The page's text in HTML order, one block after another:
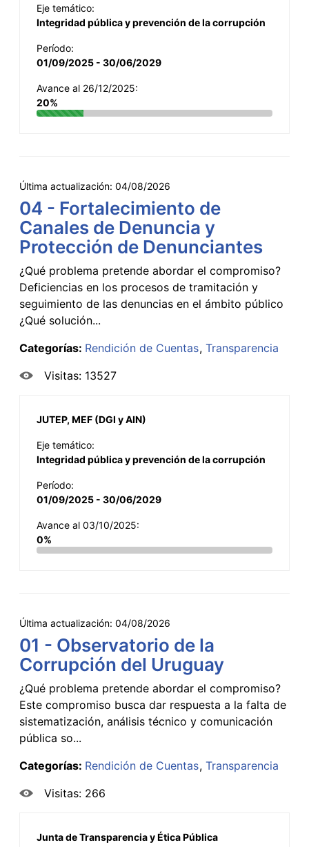
Eje temático:
Integridad pública y prevención de la corrupción
Período:
01/09/2025 - 30/06/2029
Avance al 26/12/2025:
20%
Última actualización: 04/08/2026
04 - Fortalecimiento de
Canales de Denuncia y
Protección de Denunciantes
¿Qué problema pretende abordar el compromiso?
Deficiencias en los procesos de tramitación y
seguimiento de las denuncias en el ámbito público
¿Qué solución...
Categorías: Rendición de Cuentas Transparencia
Visitas: 13527
JUTEP, MEF (DGI y AIN)
Eje temático:
Integridad pública y prevención de la corrupción
Período:
01/09/2025 - 30/06/2029
Avance al 03/10/2025:
0%
Última actualización: 04/08/2026
01 - Observatorio de la
Corrupción del Uruguay
¿Qué problema pretende abordar el compromiso?
Este compromiso busca dar respuesta a la falta de
sistematización, análisis técnico y comunicación
pública so...
Categorías: Rendición de Cuentas Transparencia
Visitas: 266
Junta de Transparencia y Ética Pública